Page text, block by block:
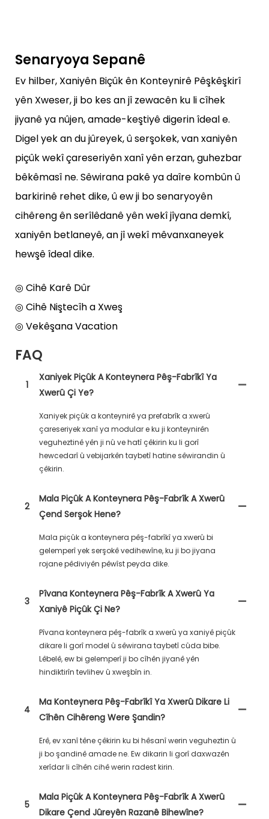
Senaryoya Sepanê
Ev hilber, Xaniyên Biçûk ên Konteynirê Pêşkêşkirî
yên Xweser, ji bo kes an jî zewacên ku li cîhek
jiyanê ya nûjen, amade-keştiyê digerin îdeal e.
Digel yek an du jûreyek, û serşokek, van xaniyên
piçûk wekî çareseriyên xanî yên erzan, guhezbar
bêkêmasî ne. Sêwirana pakê ya daîre kombûn û
barkirinê rehet dike, û ew ji bo senaryoyên
cihêreng ên serîlêdanê yên wekî jîyana demkî,
xaniyên betlaneyê, an jî wekî mêvanxaneyek
hewşê îdeal dike.
◎ Cihê Karê Dûr
◎ Cihê Niştecîh a Xweş
◎ Vekêşana Vacation
FAQ
1
Xaniyek Piçûk A Konteynera Pêş-Fabrîkî Ya
Xwerû Çi Ye?
Xaniyek piçûk a konteynirê ya prefabrîk a xwerû
çareseriyek xanî ya modular e ku ji konteynirên
veguheztinê yên ji nû ve hatî çêkirin ku li gorî
hewcedarî û vebijarkên taybetî hatine sêwirandin û
çêkirin.
2
Mala Piçûk A Konteynera Pêş-Fabrîk A Xwerû
Çend Serşok Hene?
Mala piçûk a konteynera pêş-fabrîkî ya xwerû bi
gelemperî yek serşokê vedihewîne, ku ji bo jiyana
rojane pêdiviyên pêwîst peyda dike.
3
Pîvana Konteynera Pêş-Fabrîk A Xwerû Ya
Xaniyê Piçûk Çi Ne?
Pîvana konteynera pêş-fabrîk a xwerû ya xaniyê piçûk
dikare li gorî model û sêwirana taybetî cûda bibe.
Lêbelê, ew bi gelemperî ji bo cîhên jiyanê yên
hindiktirîn tevlihev û xweşbîn in.
4
Ma Konteynera Pêş-Fabrîkî Ya Xwerû Dikare Li
Cîhên Cihêreng Were Şandin?
Erê, ev xanî têne çêkirin ku bi hêsanî werin veguheztin û
ji bo şandinê amade ne. Ew dikarin li gorî daxwazên
xerîdar li cîhên cihê werin radest kirin.
5
Mala Piçûk A Konteynera Pêş-Fabrîk A Xwerû
Dikare Çend Jûreyên Razanê Bihewîne?